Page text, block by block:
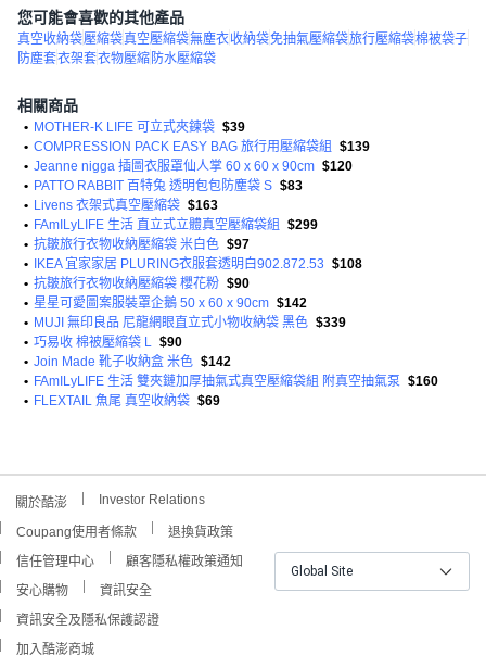
您可能會喜歡的其他產品
真空收納袋壓縮袋真空壓縮袋無塵衣收納袋免抽氣壓縮袋旅行壓縮袋棉被袋子
防塵套衣架套衣物壓縮 防水壓縮袋
相關商品
• MOTHER-K LIFE 可立式夾鍊袋 $39
• COMPRESSION PACK EASY BAG 旅行用壓縮袋組
$139
• Jeanne nigga 插圖衣服罩仙人掌 60 x 60 x 90cm $120
• PATTO RABBIT 百特兔 透明包包防塵袋 S $83
• Livens 衣架式真空壓縮袋 $163
• FAmILyLIFE 生活 直立式立體真空壓縮袋組
$299
• 抗皺旅行衣物收納壓縮袋 米白色 $97
•
IKEA 宜家家居 PLURING衣服套透明白902.872.53 $108
• 抗皺旅行衣物收納壓縮袋 櫻花粉 $90
• 星星可愛圖案服裝罩企鵝 50 x 60 x 90cm $142
• MUJI 無印良品 尼龍網眼直立式小物收納袋 黑色 $339
• 巧易收 棉被壓縮袋 L $90
• Join Made 靴子收納盒 米色 $142
• FAmILyLIFE 生活 雙夾鏈加厚抽氣式真空壓縮袋組 附真空抽氣泵 $160
• FLEXTAIL 魚尾 真空收納袋 $69
關於酷澎 Investor Relations
Coupang使用者條款
退換貨政策
信任管理中心
顧客隱私權政策通知
安心購物
資訊安全
資訊安全及隱私保護認證
加入酷澎商城
Global Site